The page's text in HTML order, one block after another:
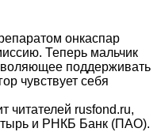
онкаспар
Теперь мальчик
поддерживать
чувствует себя
читателей rusfond.ru,
и РНКБ Банк (ПАО).